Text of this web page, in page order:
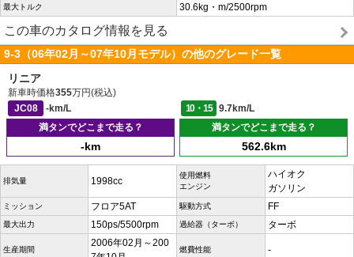
最大トルク 30.6kg・m/2500rpm
この車のカタログ情報を見る
9-3（06年02月～07年10月モデル）の他のグレード一覧
リニア
新車時価格355万円(税込)
JC08
-km/L 10・15
9.7km/L
満タンでどこまで走る？
-km
満タンでどこまで走る？
562.6km
排気量 1998cc
使用燃料
エンジン
ハイオク
ガソリン
ミッション フロア5AT 駆動方式 FF
最大出力 150ps/5500rpm 過給器（ターボ） ターボ
生産期間
2006年02月～200
燃費性能 -